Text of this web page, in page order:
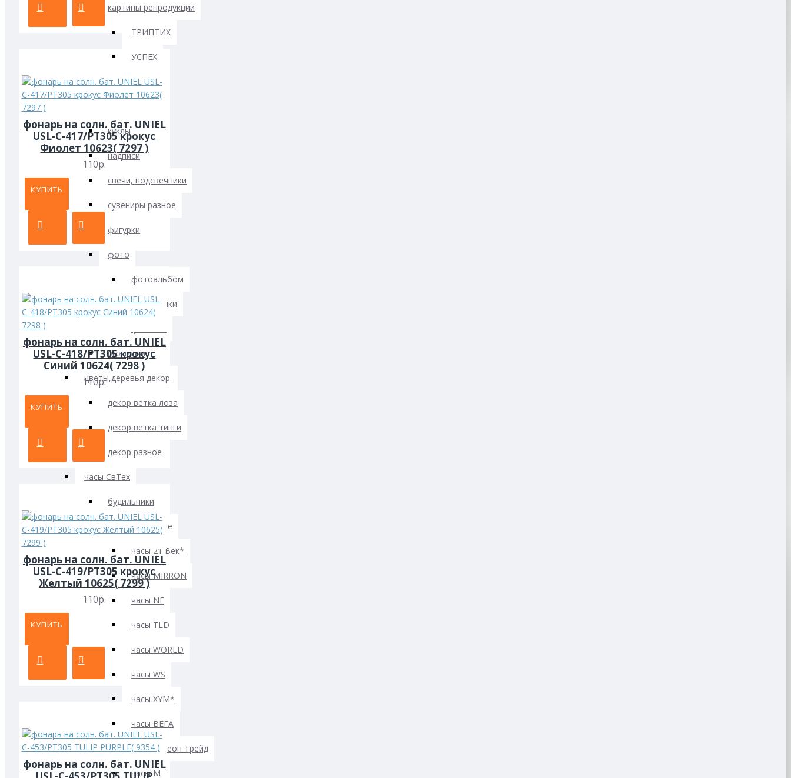
картины репродукции
ТРИПТИХ
УСПЕХ
ключницы
куклы
надписи
свечи, подсвечники
сувениры разное
фигурки
фото
фотоальбом
фоторамки
шкатулки
цветы,деревья декор.
декор ветка лоза
декор ветка тинги
декор разное
часы СвТех
будильники
часы настенные
часы 21 Век*
часы MIRRON
часы NE
часы TLD
часы WORLD
часы WS
часы XYM*
часы ВЕГА
часы Галеон Трейд
часы М
фонарь на солн. бат. UNIEL
USL-C-417/PT305 крокус
Фиолет 10623( 7297 )
110р.
КУПИТЬ
фонарь на солн. бат. UNIEL
USL-C-418/PT305 крокус
Синий 10624( 7298 )
110р.
КУПИТЬ
фонарь на солн. бат. UNIEL
USL-C-419/PT305 крокус
Желтый 10625( 7299 )
110р.
КУПИТЬ
фонарь на солн. бат. UNIEL